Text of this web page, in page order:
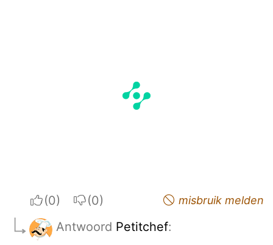
I apreciateI do not appreciatemisbruik melden
Antwoord Petitchef: